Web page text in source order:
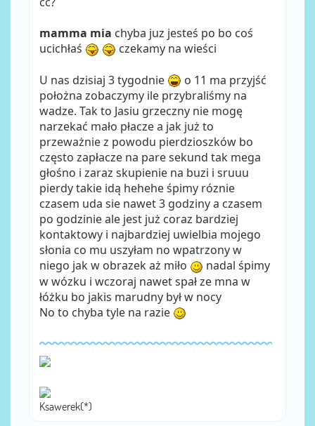
mamma mia chyba juz jesteś po bo coś
ucichłaś
czekamy na wieści
U nas dzisiaj 3 tygodnie
o 11 ma przyjść
położna zobaczymy ile przybraliśmy na
wadze. Tak to Jasiu grzeczny nie mogę
narzekać mało płacze a jak już to
przeważnie z powodu pierdzioszków bo
często zapłacze na pare sekund tak mega
głośno i zaraz skupienie na buzi i sruuu
pierdy takie idą hehehe śpimy róznie
czasem uda sie nawet 3 godziny a czasem
po godzinie ale jest już coraz bardziej
kontaktowy i najbardziej uwielbia mojego
słonia co mu uszyłam no wpatrzony w
niego jak w obrazek aż miło
nadal śpimy
w wózku i wczoraj nawet spał ze mna w
łóżku bo jakis marudny był w nocy
No to chyba tyle na razie
Ksawerek(*)